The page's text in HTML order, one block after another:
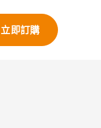
立即訂購